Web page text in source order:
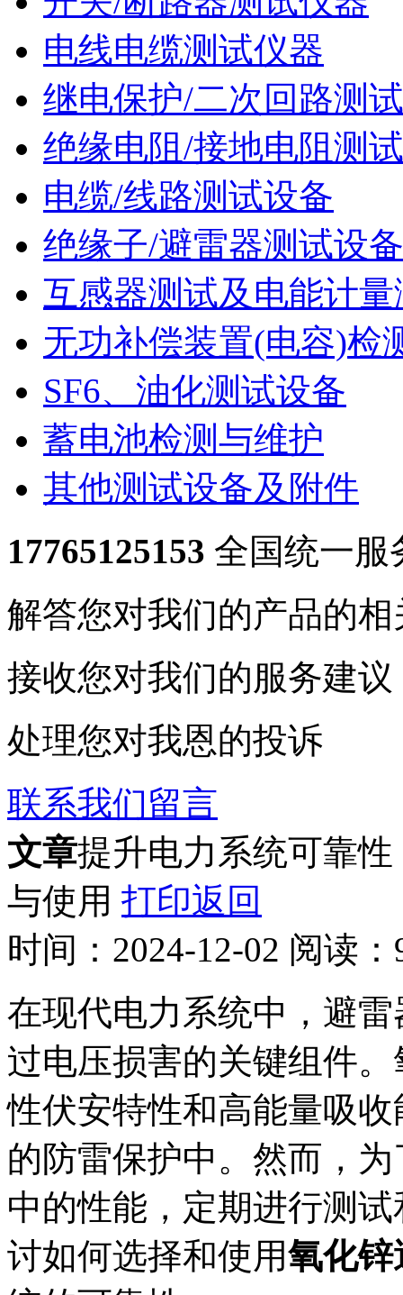
电线电缆测试仪器
继电保护/二次回路测
绝缘电阻/接地电阻测
电缆/线路测试设备
绝缘子/避雷器测试设备
互感器测试及电能计
无功补偿装置(电容)检
SF6、油化测试设备
蓄电池检测与维护
其他测试设备及附件
17765125153 全国统一服
解答您对我们的产品的相
接收您对我们的服务建议
处理您对我恩的投诉
联系我们留言
文章提升电力系统可靠
与使用 打印返回
时间： 2024-12-02 阅读：
在现代电力系统中，避
过电压损害的关键组件
性伏安特性和高能量吸
的防雷保护中。然而，
中的性能，定期进行测
讨如何选择和使用氧化锌